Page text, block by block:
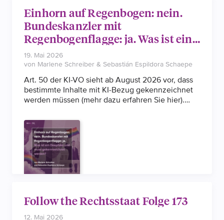
Einhorn auf Regenbogen: nein.
Bundeskanzler mit
Regenbogenflagge: ja. Was ist ein
Deepfake und muss
gekennzeichnet werden?
19. Mai 2026
von Marlene Schreiber & Sebastián Espildora Schaepe
Art. 50 der KI-VO sieht ab August 2026 vor, dass
bestimmte Inhalte mit KI-Bezug gekennzeichnet
werden müssen (mehr dazu erfahren Sie hier).
was kennzeichnungspflichtige „Deepfakes“ sind.
Follow the Rechtsstaat Folge 173
12. Mai 2026